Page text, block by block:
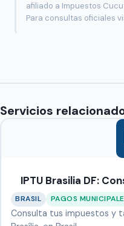
afiliado a Impuestos
Para consultas oficiales
Servicios
IPTU Brasilia DF:
BRASIL PAGOS
Consulta tus impuestos y